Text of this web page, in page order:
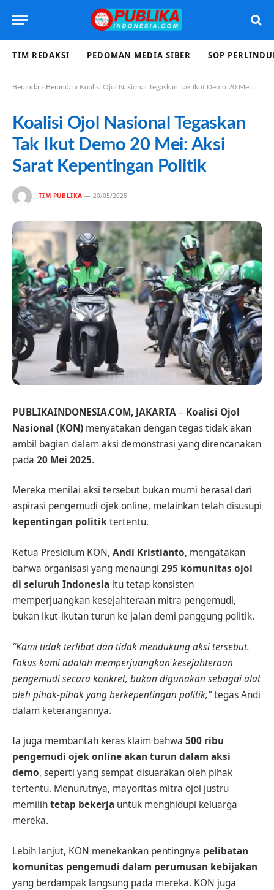
TIM REDAKSI PEDOMAN MEDIA SIBER SOP
Beranda » Beranda » Koalisi Ojol Nasional Tegaskan Tak Ikut Demo 20 Mei: Aksi Sarat Kepentingan Politik
Koalisi Ojol Nasional Tegaskan
Tak Ikut Demo 20 Mei: Aksi
Sarat Kepentingan Politik
TIM PUBLIKA 20/05/2025
PUBLIKAINDONESIA.COM, JAKARTA– Koalisi Ojol
Nasional (KON) menyatakan dengan tegas tidak akan
ambil bagian dalam aksi demonstrasi yang direncanakan
pada 20 Mei 2025.
Mereka menilai aksi tersebut bukan murni berasal dari
aspirasi pengemudi ojek online, melainkan telah disusupi
kepentingan politiktertentu.
Ketua Presidium KON, Andi Kristianto, mengatakan
bahwa organisasi yang menaungi 295 komunitas ojol
di seluruh Indonesia itu tetap konsisten
memperjuangkan kesejahteraan mitra pengemudi,
bukan ikut-ikutan turun ke jalan demi panggung politik.
“Kami tidak terlibat dan tidak mendukung aksi tersebut.
Fokus kami adalah memperjuangkan kesejahteraan
pengemudi secara konkret, bukan digunakan sebagai alat
oleh pihak-pihak yang berkepentingan politik,”tegas Andi
dalam keterangannya.
Ia juga membantah keras klaim bahwa 500 ribu
pengemudi ojek online akan turun dalam aksi
demo, seperti yang sempat disuarakan oleh pihak
tertentu. Menurutnya, mayoritas mitra ojol justru
memilihtetap bekerja untuk menghidupi keluarga
mereka.
Lebih lanjut, KON menekankan pentingnya pelibatan
komunitas pengemudi dalam perumusan kebijakan
yang berdampak langsung pada mereka. KON juga